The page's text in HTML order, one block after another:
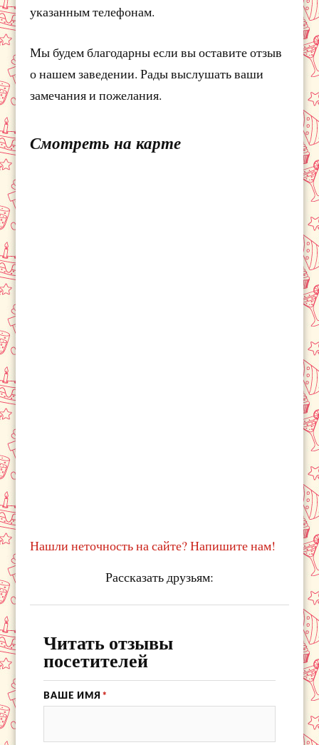
указанным телефонам.
Мы будем благодарны если вы оставите отзыв
о нашем заведении. Рады выслушать ваши
замечания и пожелания.
Смотреть на карте
Нашли неточность на сайте? Напишите нам!
Рассказать друзьям:
Читать отзывы
посетителей
ВАШЕ ИМЯ *